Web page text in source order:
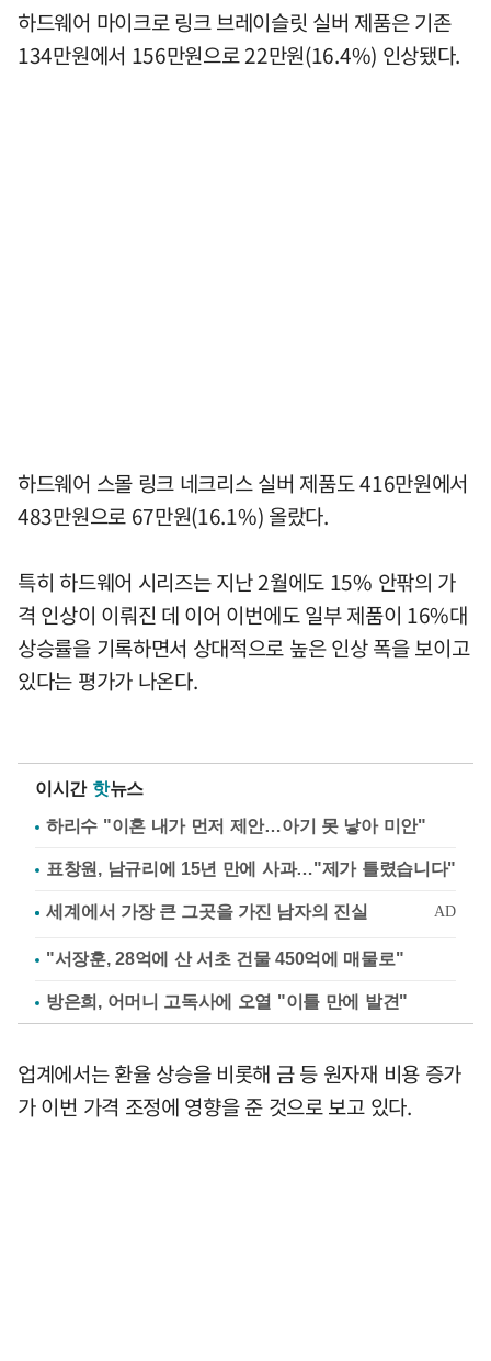
하드웨어 마이크로 링크 브레이슬릿 실버 제품은 기존
134만원에서 156만원으로 22만원(16.4%) 인상됐다.
하드웨어 스몰 링크 네크리스 실버 제품도 416만원에서
483만원으로 67만원(16.1%) 올랐다.
특히 하드웨어 시리즈는 지난 2월에도 15% 안팎의 가
격 인상이 이뤄진 데 이어 이번에도 일부 제품이 16%대
상승률을 기록하면서 상대적으로 높은 인상 폭을 보이고
있다는 평가가 나온다.
이시간 핫뉴스
하리수 "이혼 내가 먼저 제안…아기 못 낳아 미안"
표창원, 남규리에 15년 만에 사과…"제가 틀렸습니다"
"서장훈, 28억에 산 서초 건물 450억에 매물로"
방은희, 어머니 고독사에 오열 "이틀 만에 발견"
업계에서는 환율 상승을 비롯해 금 등 원자재 비용 증가
가 이번 가격 조정에 영향을 준 것으로 보고 있다.